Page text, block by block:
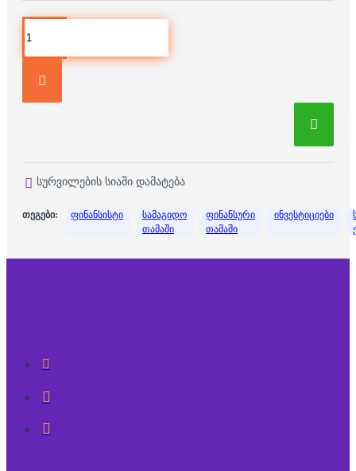
სურვილების სიაში დამატება
თეგები: ფინანსისტი
სამაგიდო
თამაში
ფინანსური
თამაში
ინვესტიციები